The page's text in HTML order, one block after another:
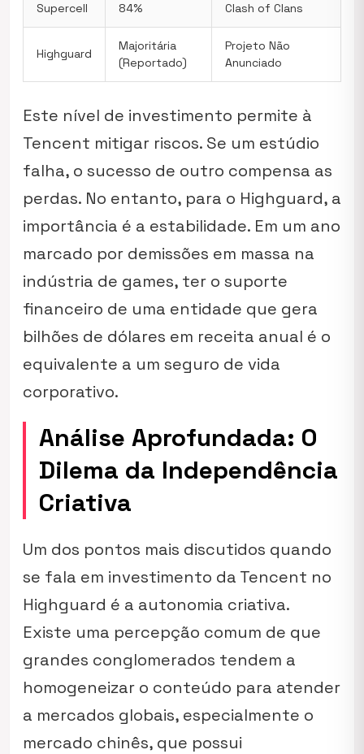
Supercell 84% Clash of Clans
Highguard
Majoritária
(Reportado)
Projeto Não
Anunciado
Este nível de investimento permite à
Tencent mitigar riscos. Se um estúdio
falha, o sucesso de outro compensa as
perdas. No entanto, para o Highguard, a
importância é a estabilidade. Em um ano
marcado por demissões em massa na
indústria de games, ter o suporte
financeiro de uma entidade que gera
bilhões de dólares em receita anual é o
equivalente a um seguro de vida
corporativo.
Análise Aprofundada: O
Dilema da Independência
Criativa
Um dos pontos mais discutidos quando
se fala em investimento da Tencent no
Highguard é a autonomia criativa.
Existe uma percepção comum de que
grandes conglomerados tendem a
homogeneizar o conteúdo para atender
a mercados globais, especialmente o
mercado chinês, que possui